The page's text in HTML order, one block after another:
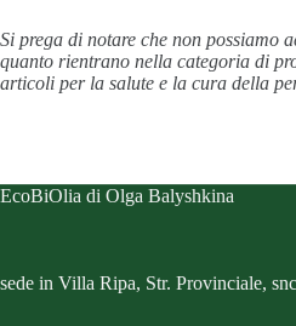
Si prega di notare che non possiamo
quanto rientrano nella categoria di
articoli per la salute e la cura della
EcoBiOlia di Olga Balyshkina
sede in Villa Ripa, Str. Provinciale,